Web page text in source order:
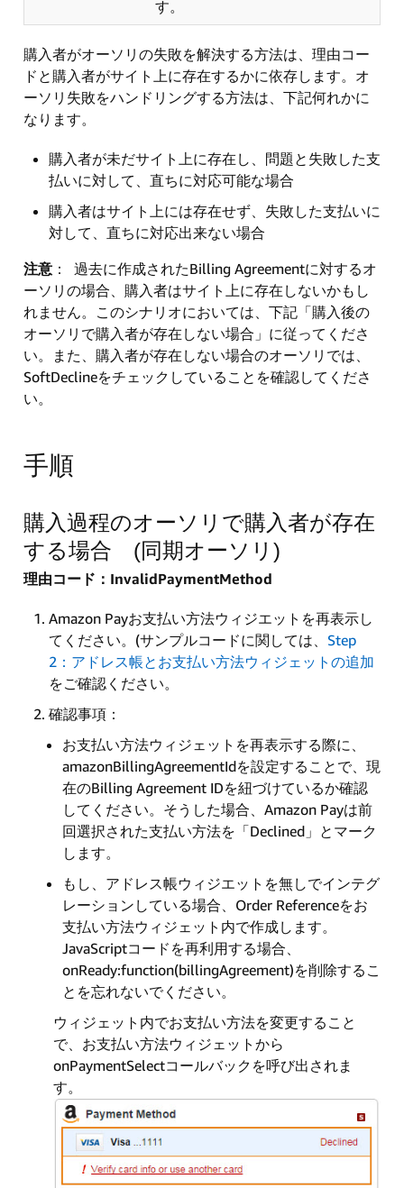
す。
購入者がオーソリの失敗を解決する方法は、理由コー
ドと購入者がサイト上に存在するかに依存します。オ
ーソリ失敗をハンドリングする方法は、下記何れかに
なります。
購入者が未だサイト上に存在し、問題と失敗した支
払いに対して、直ちに対応可能な場合
購入者はサイト上には存在せず、失敗した支払いに
対して、直ちに対応出来ない場合
注意 ： 過去に作成されたBilling Agreementに対するオ
ーソリの場合、購入者はサイト上に存在しないかもし
れません。このシナリオにおいては、下記「購入後の
オーソリで購入者が存在しない場合」に従ってくださ
い。また、購入者が存在しない場合のオーソリでは、
SoftDeclineをチェックしていることを確認してくださ
い。
手順
購入過程のオーソリで購入者が存在
する場合 (同期オーソリ)
理由コード：InvalidPaymentMethod
Amazon Payお支払い方法ウィジエットを再表示し
てください。(サンプルコードに関しては、 Step
2：アドレス帳とお支払い方法ウィジェットの追加
をご確認ください。
確認事項：
お支払い方法ウィジェットを再表示する際に、
amazonBillingAgreementIdを設定することで、現
在のBilling Agreement IDを紐づけているか確認
してください。そうした場合、Amazon Payは前
回選択された支払い方法を「Declined」とマーク
します。
もし、アドレス帳ウィジエットを無しでインテグ
レーションしている場合、Order Referenceをお
支払い方法ウィジェット内で作成します。
JavaScriptコードを再利用する場合、
onReady:function(billingAgreement)を削除するこ
とを忘れないでください。
ウィジェット内でお支払い方法を変更すること
で、お支払い方法ウィジェットから
onPaymentSelectコールバックを呼び出されま
す。